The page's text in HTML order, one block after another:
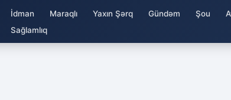
İdman Maraqlı Yaxın Şərq Gündəm Şou
Sağlamlıq